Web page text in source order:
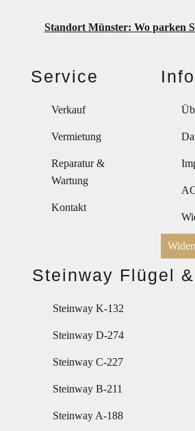
Standort Münster: Wo parken
Service
Verkauf
Vermietung
Reparatur &
Wartung
Kontakt
Steinway Flügel
Steinway K-132
Steinway D-274
Steinway C-227
Steinway B-211
Steinway A-188